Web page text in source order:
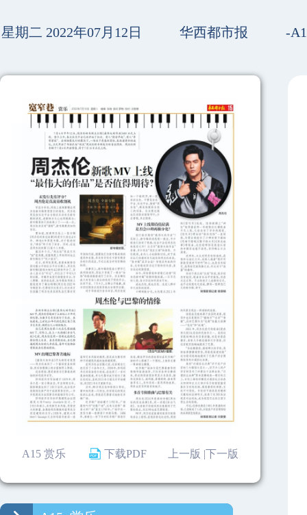
星期二 2022年07月12日 华西都市报 -
A15 赏乐 下载PDF 下一版
上一版 |